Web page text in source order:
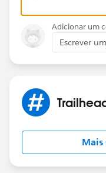
Adicionar um
Escrever
Mais